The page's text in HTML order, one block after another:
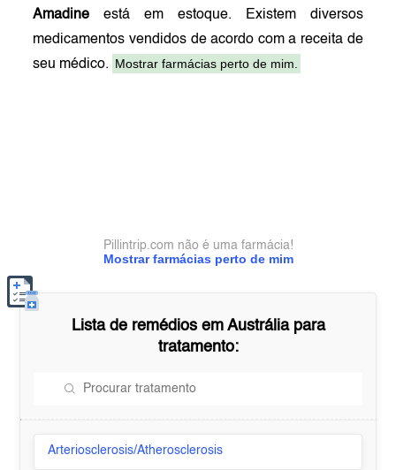
Amadine está em estoque. Existem diversos
medicamentos vendidos de acordo com a receita de
seu médico. Mostrar farmácias perto de mim.
Mostrar farmácias perto de mim
Pillintrip.com não é uma farmácia!
Lista de remédios em Austráliapara
tratamento:
Arteriosclerosis/Atherosclerosis